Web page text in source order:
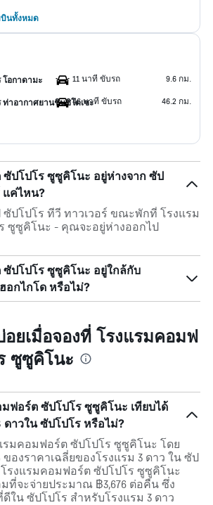
บินทั้งหมด
อกาดามะ 11 นาที ขับรถ 9.6 กม.
าอากาศยานชินชิโตเซะ46 นาที ขับรถ 46.2 กม.
ปโปโร ซูซูคิโนะ อยู่ห่างจาก ซัป
แค่ไหน?
ปโปโร ทีวี ทาวเวอร์ ขณะพักที่ โรงแรม
ซูซูคิโนะ - คุณจะอยู่ห่างออกไป
ปโปโร ซูซูคิโนะ อยู่ใกล้กับ
อกไกโด หรือไม่?
ยเมื่อจองที่ โรงแรมคอมฟ
ซูซูคิโนะ
ฟอร์ต ซัปโปโร ซูซูคิโนะ เทียบได้
ดาวใน ซัปโปโร หรือไม่?
มคอมฟอร์ต ซัปโปโร ซูซูคิโนะ โดย
ของราคาเฉลี่ยของโรงแรม 3 ดาว ใน ซัป
โรงแรมคอมฟอร์ต ซัปโปโร ซูซูคิโนะ
ที่จะจ่ายประมาณ ฿3,676 ต่อคืน ซึ่ง
ใน ซัปโปโร สำหรับโรงแรม 3 ดาว